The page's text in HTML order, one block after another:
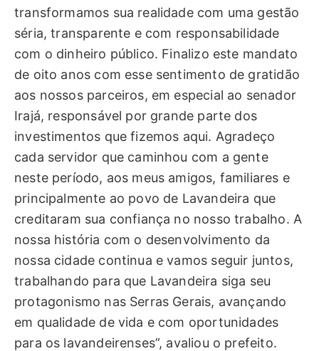
transformamos sua realidade com uma gestão
séria, transparente e com responsabilidade
com o dinheiro público. Finalizo este mandato
de oito anos com esse sentimento de gratidão
aos nossos parceiros, em especial ao senador
Irajá, responsável por grande parte dos
investimentos que fizemos aqui. Agradeço
cada servidor que caminhou com a gente
neste período, aos meus amigos, familiares e
principalmente ao povo de Lavandeira que
creditaram sua confiança no nosso trabalho. A
nossa história com o desenvolvimento da
nossa cidade continua e vamos seguir juntos,
trabalhando para que Lavandeira siga seu
protagonismo nas Serras Gerais, avançando
em qualidade de vida e com oportunidades
para os lavandeirenses”, avaliou o prefeito.